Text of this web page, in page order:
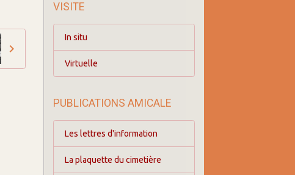
VISITE
In situ
Virtuelle
PUBLICATIONS AMICALE
Les lettres d'information
La plaquette du cimetière